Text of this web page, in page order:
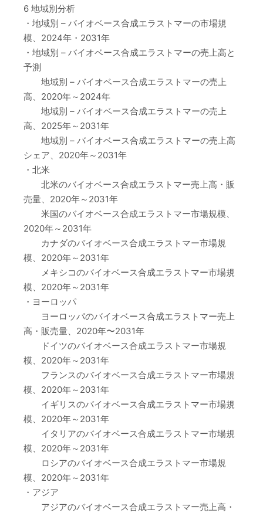
6 地域別分析
・地域別 – バイオベース合成エラストマーの市場規
模、2024年・2031年
・地域別 – バイオベース合成エラストマーの売上高と
予測
地域別 – バイオベース合成エラストマーの売上
高、2020年～2024年
地域別 – バイオベース合成エラストマーの売上
高、2025年～2031年
地域別 – バイオベース合成エラストマーの売上高
シェア、2020年～2031年
・北米
北米のバイオベース合成エラストマー売上高・販
売量、2020年～2031年
米国のバイオベース合成エラストマー市場規模、
2020年～2031年
カナダのバイオベース合成エラストマー市場規
模、2020年～2031年
メキシコのバイオベース合成エラストマー市場規
模、2020年～2031年
・ヨーロッパ
ヨーロッパのバイオベース合成エラストマー売上
高・販売量、2020年〜2031年
ドイツのバイオベース合成エラストマー市場規
模、2020年～2031年
フランスのバイオベース合成エラストマー市場規
模、2020年～2031年
イギリスのバイオベース合成エラストマー市場規
模、2020年～2031年
イタリアのバイオベース合成エラストマー市場規
模、2020年～2031年
ロシアのバイオベース合成エラストマー市場規
模、2020年～2031年
・アジア
アジアのバイオベース合成エラストマー売上高・